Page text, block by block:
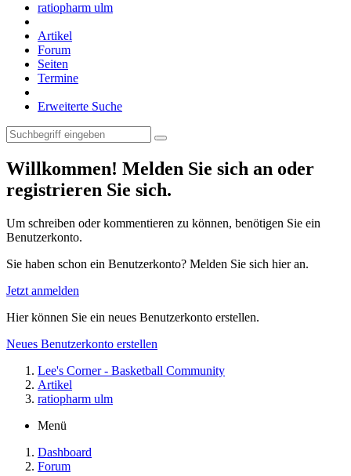
ratiopharm ulm
Artikel
Forum
Seiten
Termine
Erweiterte Suche
Willkommen! Melden Sie sich an oder
registrieren Sie sich.
Um schreiben oder kommentieren zu können, benötigen Sie ein
Benutzerkonto.
Sie haben schon ein Benutzerkonto? Melden Sie sich hier an.
Jetzt anmelden
Hier können Sie ein neues Benutzerkonto erstellen.
Neues Benutzerkonto erstellen
Lee's Corner - Basketball Community
Artikel
ratiopharm ulm
Menü
Dashboard
Forum